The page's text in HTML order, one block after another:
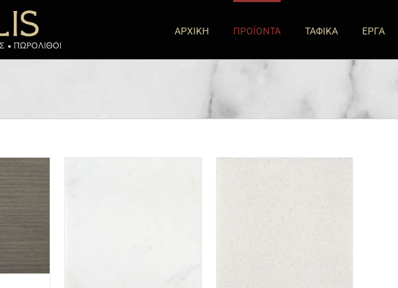
ΑΡΧΙΚΗ ΠΡΟΪΟΝΤΑ ΤΑΦΙΚΑ ΕΡΓΑ